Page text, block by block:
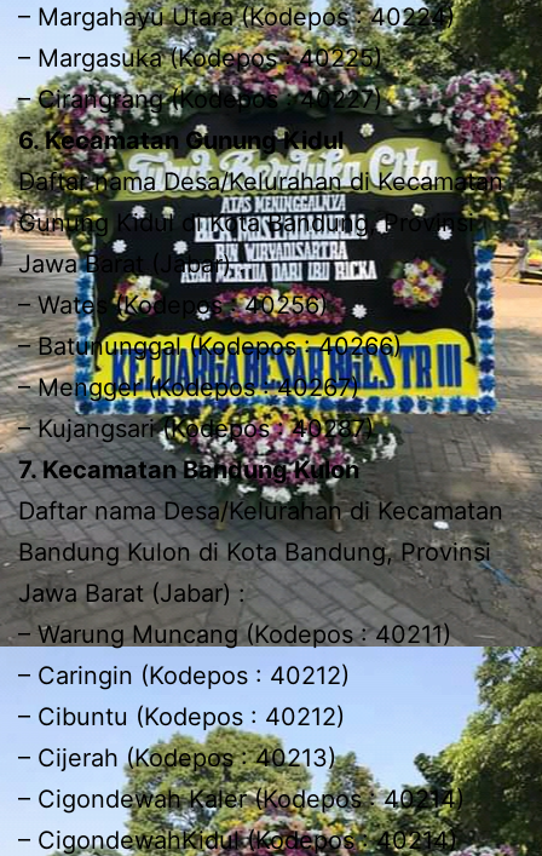
– Margahayu Utara (Kodepos : 40224)
– Margasuka (Kodepos : 40225)
– Cirangrang (Kodepos : 40227)
6. Kecamatan Gunung Kidul
Daftar nama Desa/Kelurahan di Kecamatan
Gunung Kidul di Kota Bandung, Provinsi
Jawa Barat (Jabar) :
– Wates (Kodepos : 40256)
– Batununggal (Kodepos : 40266)
– Mengger (Kodepos : 40267)
– Kujangsari (Kodepos : 40287)
7. Kecamatan Bandung Kulon
Daftar nama Desa/Kelurahan di Kecamatan
Bandung Kulon di Kota Bandung, Provinsi
Jawa Barat (Jabar) :
– Warung Muncang (Kodepos : 40211)
– Caringin (Kodepos : 40212)
– Cibuntu (Kodepos : 40212)
– Cijerah (Kodepos : 40213)
– Cigondewah Kaler (Kodepos : 40214)
– CigondewahKidul (Kodepos : 40214)